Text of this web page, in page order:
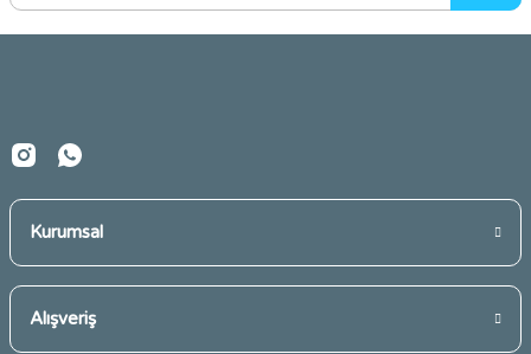
Ürün bilgilerinde hatalar bulunuyor.
Kurumsal
Alışveriş